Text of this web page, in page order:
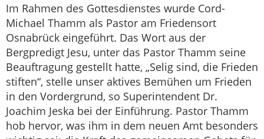
Im Rahmen des Gottesdienstes wurde Cord-
Michael Thamm als Pastor am Friedensort
Osnabrück eingeführt. Das Wort aus der
Bergpredigt Jesu, unter das Pastor Thamm seine
Beauftragung gestellt hatte, „Selig sind, die Frieden
stiften“, stelle unser aktives Bemühen um Frieden
in den Vordergrund, so Superintendent Dr.
Joachim Jeska bei der Einführung. Pastor Thamm
hob hervor, was ihm in dem neuen Amt besonders